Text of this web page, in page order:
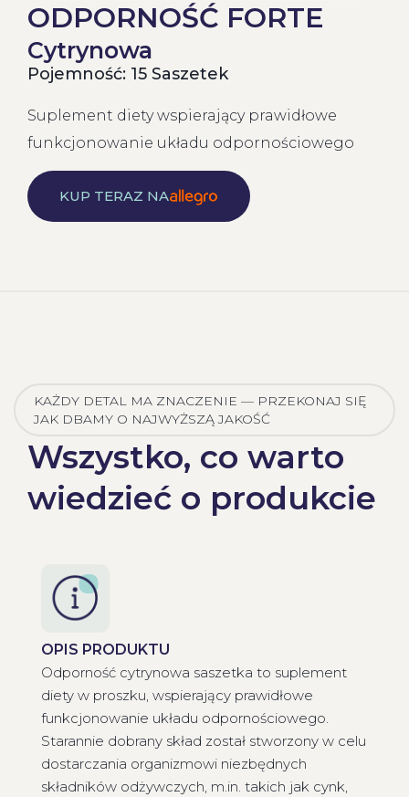
ODPORNOŚĆ FORTE
Cytrynowa
Pojemność: 15 Saszetek
Suplement diety wspierający prawidłowe
funkcjonowanie układu odpornościowego
KUP TERAZ NA
KAŻDY DETAL MA ZNACZENIE — PRZEKONAJ SIĘ
JAK DBAMY O NAJWYŻSZĄ JAKOŚĆ
Wszystko, co warto
wiedzieć o produkcie
OPIS PRODUKTU
Odporność cytrynowa saszetka to suplement
diety w proszku, wspierający prawidłowe
funkcjonowanie układu odpornościowego.
Starannie dobrany skład został stworzony w celu
dostarczania organizmowi niezbędnych
składników odżywczych, m.in. takich jak cynk,